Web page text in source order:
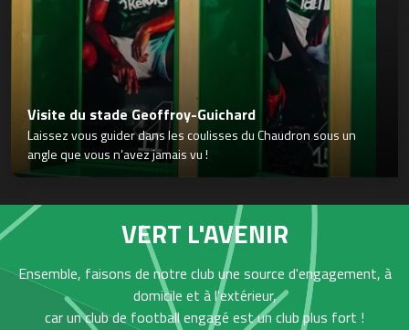
Visite du stade Geoffroy-Guichard
Laissez vous guider dans les coulisses du Chaudron sous un
angle que vous n’avez jamais vu !
VERT L'AVENIR
Ensemble, faisons de notre club une source d'engagement, à
domicile et à l'extérieur,
car un club de football engagé est un club plus fort !